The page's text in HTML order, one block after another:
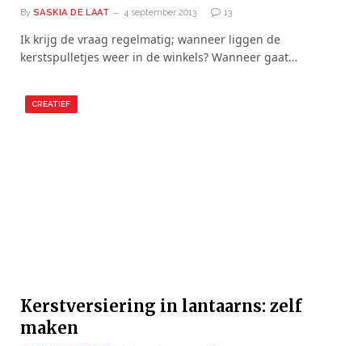
By SASKIA DE LAAT 4 september 2013 13
Ik krijg de vraag regelmatig; wanneer liggen de
kerstspulletjes weer in de winkels? Wanneer gaat…
CREATIEF
Kerstversiering in lantaarns: zelf
maken